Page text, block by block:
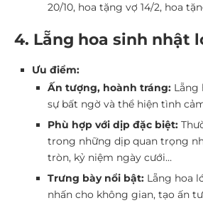
20/10, hoa tặng vợ 14/2, hoa
4. Lẵng hoa sinh nhật
Ưu điểm:
Ấn tượng, hoành tráng: Lẵng
sự bất ngờ và thể hiện tình
Phù hợp với dịp đặc biệt:
trong những dịp quan trọng
tròn, kỷ niệm ngày cưới…
Trưng bày nổi bật: Lẵng hoa
nhấn cho không gian, tạo ấn